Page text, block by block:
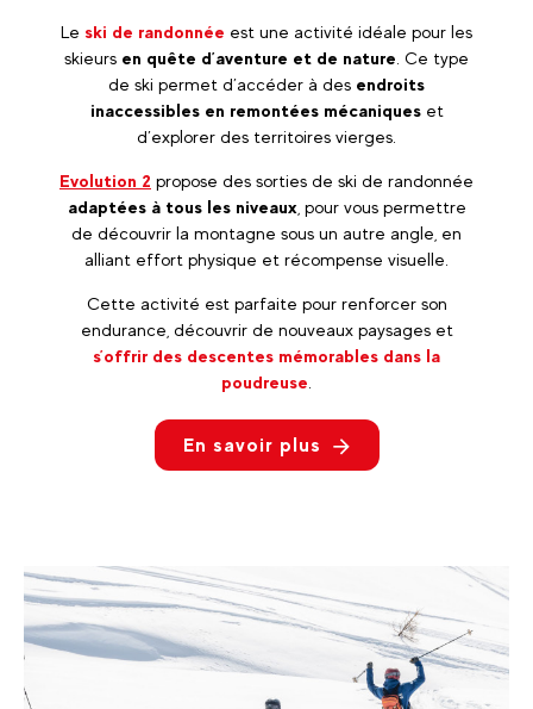
Le ski de randonnée est une activité idéale pour les
skieurs en quête d’aventure et de nature . Ce type
de ski permet d’accéder à des endroits
inaccessibles en remontées mécaniqueset
d’explorer des territoires vierges.
Evolution 2 propose des sorties de ski de randonnée
adaptées à tous les niveaux , pour vous permettre
de découvrir la montagne sous un autre angle, en
alliant effort physique et récompense visuelle.
Cette activité est parfaite pour renforcer son
endurance, découvrir de nouveaux paysages et
s’offrir des descentes mémorables dans la
poudreuse
En savoir plus